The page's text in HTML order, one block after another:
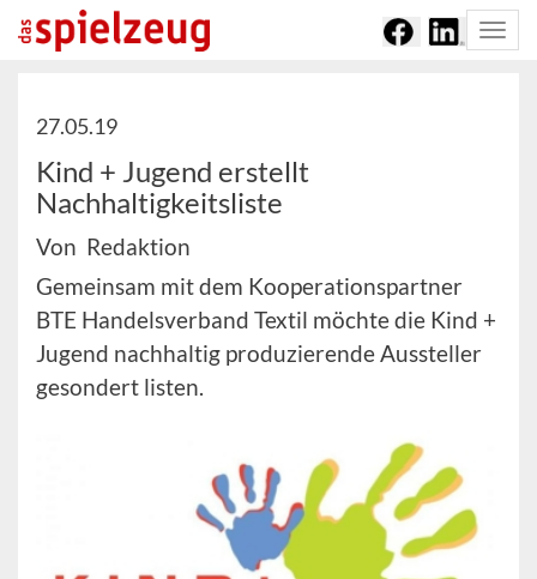
27.05.19
Kind + Jugend erstellt
Nachhaltigkeitsliste
Von Redaktion
Gemeinsam mit dem Kooperationspartner
BTE Handelsverband Textil möchte die Kind +
Jugend nachhaltig produzierende Aussteller
gesondert listen.